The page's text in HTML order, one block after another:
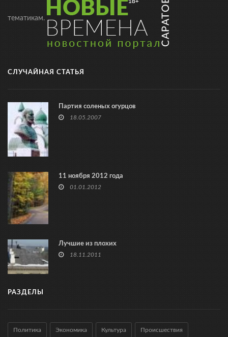
тематикам.
СЛУЧАЙНАЯ СТАТЬЯ
Партия соленых огурцов
18.05.2007
11 ноября 2012 года
01.01.2012
Лучшие из плохих
18.11.2011
РАЗДЕЛЫ
Политика Экономика Культура Происшествия